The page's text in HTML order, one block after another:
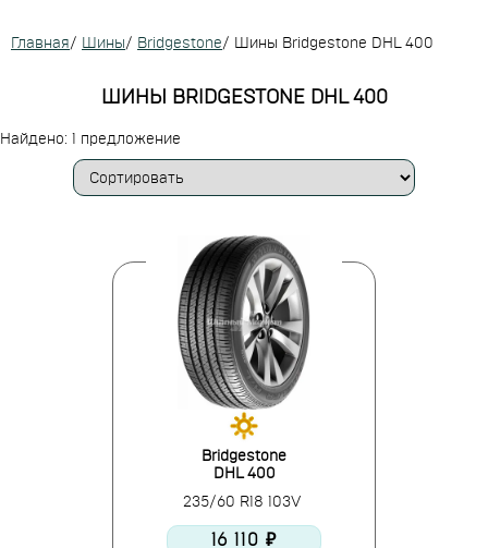
Главная/ Шины/ Bridgestone/ Шины Bridgestone DHL 400
ШИНЫ BRIDGESTONE DHL 400
Найдено: 1 предложение
Bridgestone
DHL 400
235/60 R18 103V
16 110 ₽